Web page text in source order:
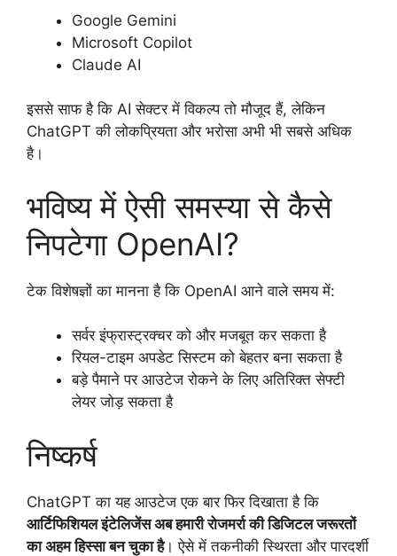
Google Gemini
Microsoft Copilot
Claude AI
इससे साफ है कि AI सेक्टर में विकल्प तो मौजूद हैं, लेकिन
ChatGPT की लोकप्रियता और भरोसा अभी भी सबसे अधिक
है।
भविष्य में ऐसी समस्या से कैसे
निपटेगा OpenAI?
टेक विशेषज्ञों का मानना है कि OpenAI आने वाले समय में:
सर्वर इंफ्रास्ट्रक्चर को और मजबूत कर सकता है
रियल-टाइम अपडेट सिस्टम को बेहतर बना सकता है
बड़े पैमाने पर आउटेज रोकने के लिए अतिरिक्त सेफ्टी
लेयर जोड़ सकता है
निष्कर्ष
ChatGPT का यह आउटेज एक बार फिर दिखाता है कि
आर्टिफिशियल इंटेलिजेंस अब हमारी रोजमर्रा की डिजिटल जरूरतों
का अहम हिस्सा बन चुका है। ऐसे में तकनीकी स्थिरता और पारदर्शी